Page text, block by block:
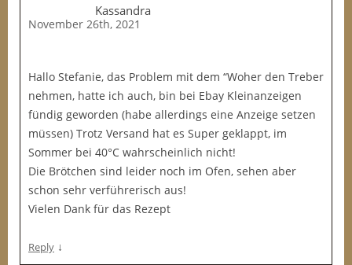
Kassandra
November 26th, 2021
Hallo Stefanie, das Problem mit dem “Woher den Treber
nehmen, hatte ich auch, bin bei Ebay Kleinanzeigen
fündig geworden (habe allerdings eine Anzeige setzen
müssen) Trotz Versand hat es Super geklappt, im
Sommer bei 40°C wahrscheinlich nicht!
Die Brötchen sind leider noch im Ofen, sehen aber
schon sehr verführerisch aus!
Vielen Dank für das Rezept
Reply ↓